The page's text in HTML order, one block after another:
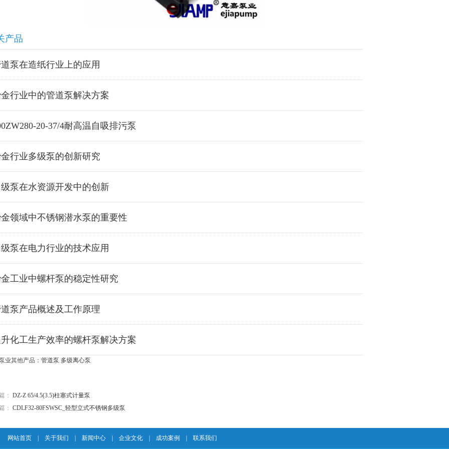
产品
泵在造纸行业上的应用
行业中的管道泵解决方案
20-37/4耐高温自吸排污泵
行业多级泵的创新研究
泵在水资源开发中的创新
领域中不锈钢潜水泵的重要性
泵在电力行业的技术应用
工业中螺杆泵的稳定性研究
泵产品概述及工作原理
化工生产效率的螺杆泵解决方案
业其他产品： 管道泵 多级离心泵
： DZ-Z 65/4.5(3.5)柱塞式计量泵
： CDLF32-80FSWSC_轻型立式不锈钢多级泵
网站首页 关于我们 新闻中心 企业文化 成功案例 联系我们